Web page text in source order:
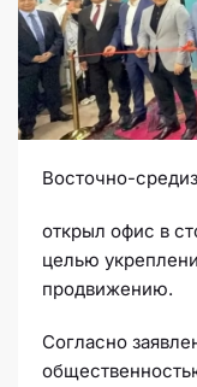
Восточно-
открыл офис в
целью
продвижению.
Согласно